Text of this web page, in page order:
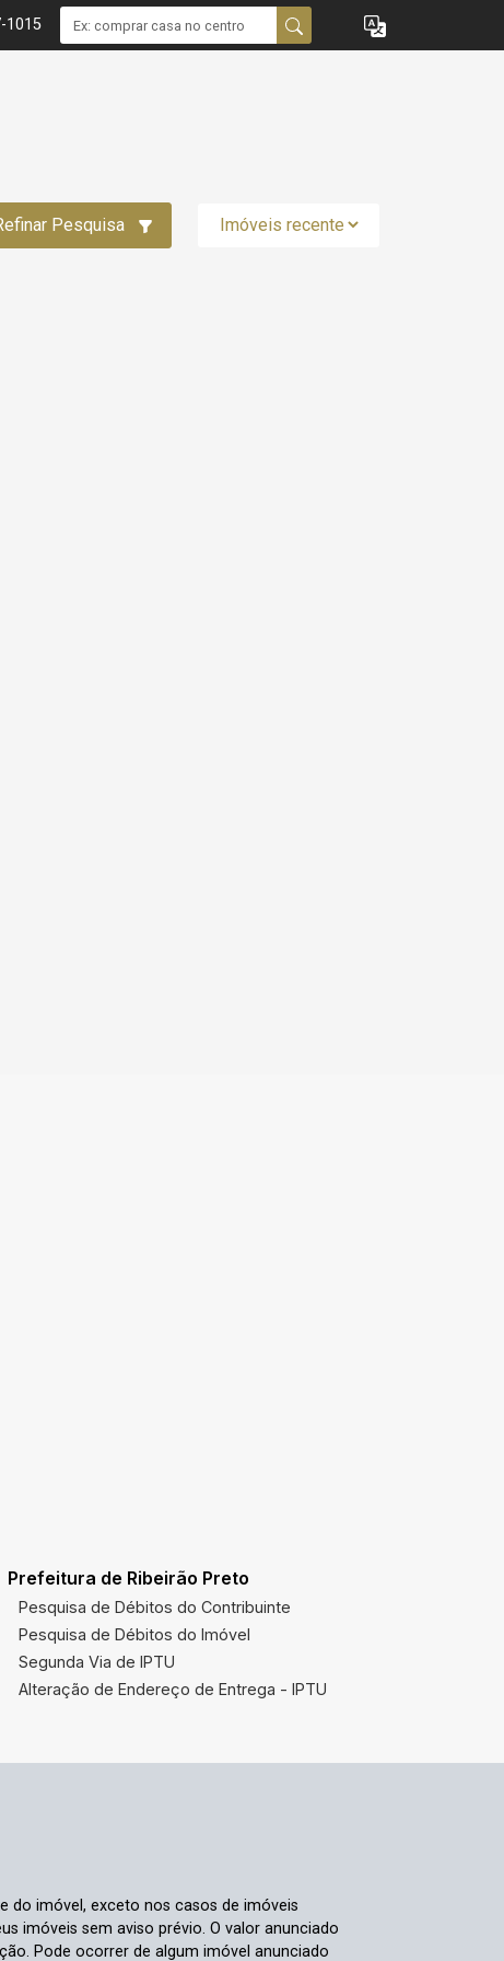
1015
Pesquisa
Prefeitura de Ribeirão Preto
Pesquisa de Débitos do Contribuinte
Pesquisa de Débitos do Imóvel
Segunda Via de IPTU
Alteração de Endereço de Entrega - IPTU
do imóvel, exceto nos casos de imóveis
imóveis sem aviso prévio. O valor anunciado
Pode ocorrer de algum imóvel anunciado